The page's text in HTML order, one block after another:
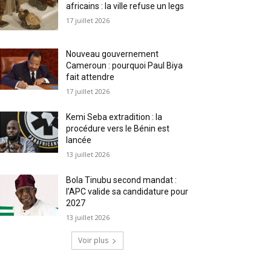
africains : la ville refuse un legs
17 juillet 2026
Nouveau gouvernement
Cameroun : pourquoi Paul Biya
fait attendre
17 juillet 2026
Kemi Seba extradition : la
procédure vers le Bénin est
lancée
13 juillet 2026
Bola Tinubu second mandat :
l’APC valide sa candidature pour
2027
13 juillet 2026
Voir plus